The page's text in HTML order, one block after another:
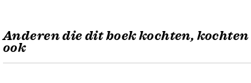
Anderen die dit boek kochten, kochten
ook